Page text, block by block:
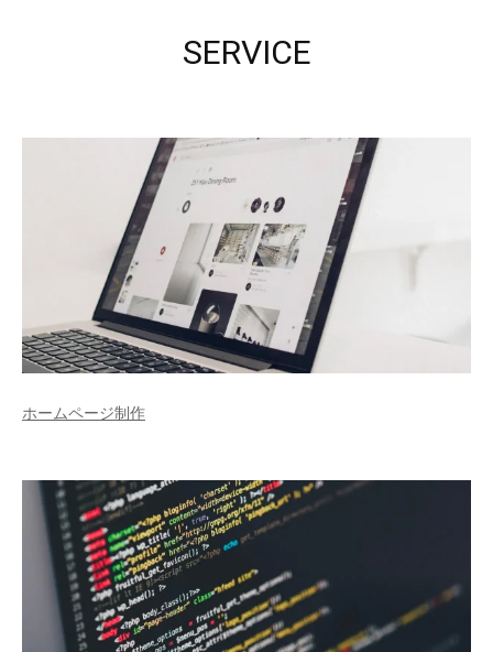
SERVICE
ホームページ制作